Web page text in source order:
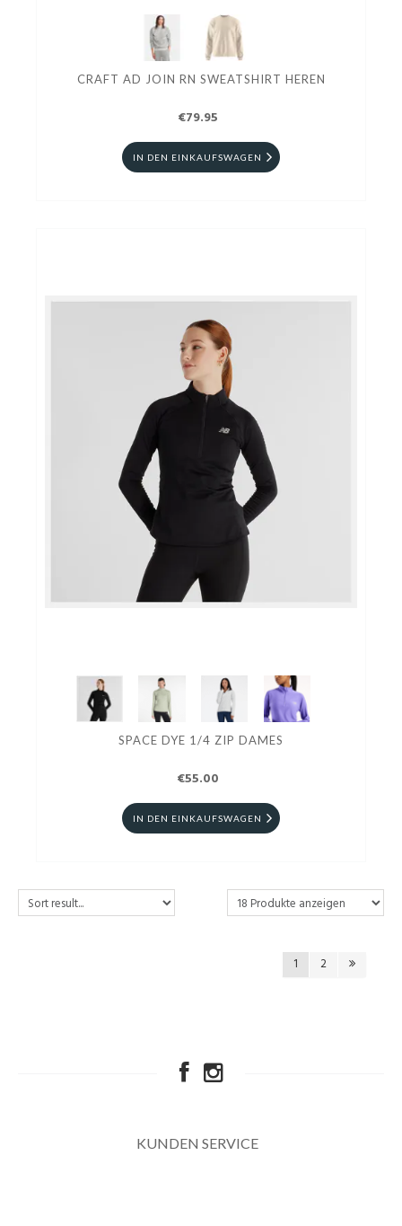
CRAFT AD JOIN RN SWEATSHIRT HEREN
€79.95
IN DEN EINKAUFSWAGEN
SPACE DYE 1/4 ZIP DAMES
€55.00
IN DEN EINKAUFSWAGEN
1 2
KUNDEN SERVICE